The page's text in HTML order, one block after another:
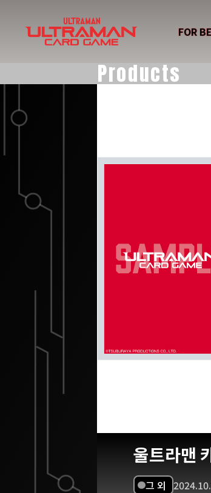
FOR
Products
울트라맨
그 외